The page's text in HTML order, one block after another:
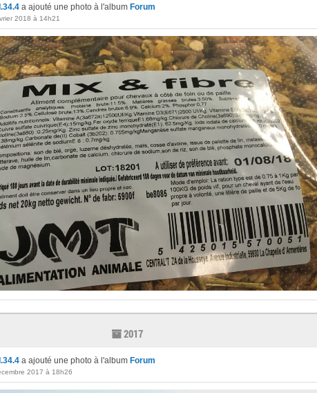
a ajouté une photo à l'album Forum
2018 à 14h21
2017
a ajouté une photo à l'album Forum
2017 à 18h26